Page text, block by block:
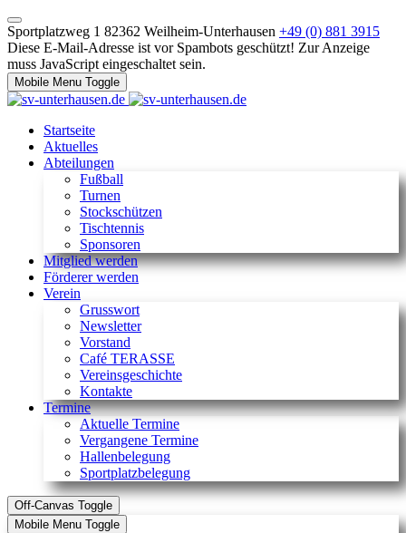
Sportplatzweg 1 82362 Weilheim-Unterhausen +49 (0) 881 3915
Diese E-Mail-Adresse ist vor Spambots geschützt! Zur Anzeige
muss JavaScript eingeschaltet sein.
Mobile Menu Toggle
Startseite
Aktuelles
Abteilungen
Fußball
Turnen
Stockschützen
Tischtennis
Sponsoren
Mitglied werden
Förderer werden
Verein
Grusswort
Newsletter
Vorstand
Café TERASSE
Vereinsgeschichte
Kontakte
Termine
Aktuelle Termine
Vergangene Termine
Hallenbelegung
Sportplatzbelegung
Off-Canvas Toggle
Mobile Menu Toggle